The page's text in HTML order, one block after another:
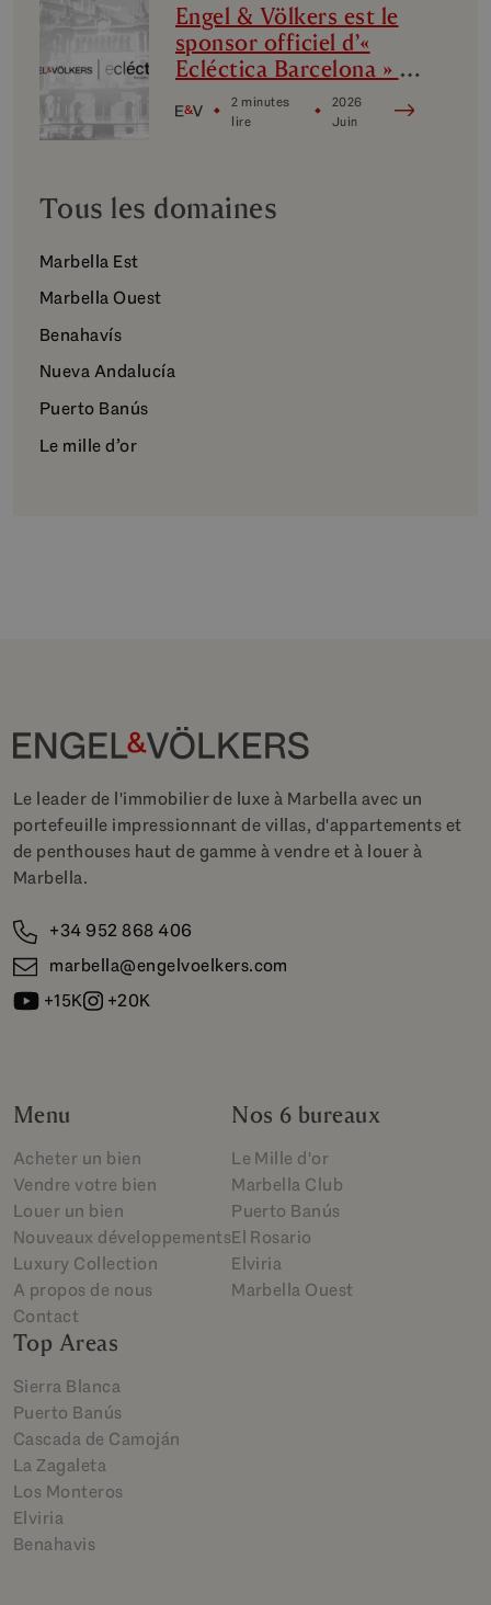
Engel & Völkers est le
sponsor officiel d’«
Ecléctica Barcelona » :
design, avant-garde et
culture
2 minutes
lire
2026
Juin
Tous les domaines
Marbella Est
Marbella Ouest
Benahavís
Nueva Andalucía
Puerto Banús
Le mille d’or
Le leader de l'immobilier de luxe à Marbella avec un
portefeuille impressionnant de villas, d'appartements et
de penthouses haut de gamme à vendre et à louer à
Marbella.
+34 952 868 406
marbella@engelvoelkers.com
+15K
+20K
Menu
Acheter un bien
Vendre votre bien
Louer un bien
Nouveaux développements
Luxury Collection
A propos de nous
Contact
Nos 6 bureaux
Le Mille d'or
Marbella Club
Puerto Banús
El Rosario
Elviria
Marbella Ouest
Top Areas
Sierra Blanca
Puerto Banús
Cascada de Camoján
La Zagaleta
Los Monteros
Elviria
Benahavis